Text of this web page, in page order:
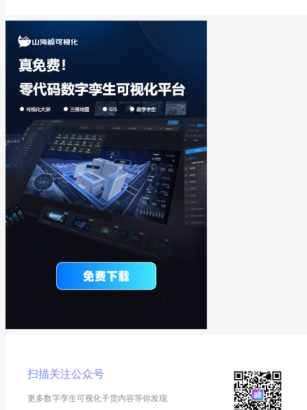
扫描关注公众号
更多数字孪生可视化干货内容等你发现